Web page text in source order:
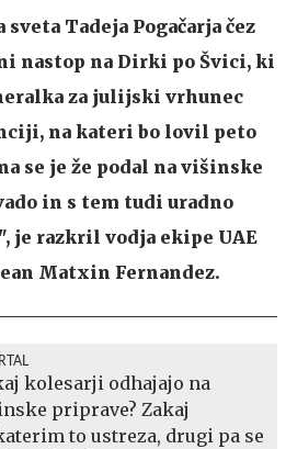
Tadeja Pogačarja čez
nastop na Dirki po Švici, ki
za julijski vrhunec
na kateri bo lovil peto
se je že podal na višinske
in s tem tudi uradno
je razkril vodja ekipe UAE
Matxin Fernandez.
kolesarji odhajajo na
priprave? Zakaj
to ustreza, drugi pa se